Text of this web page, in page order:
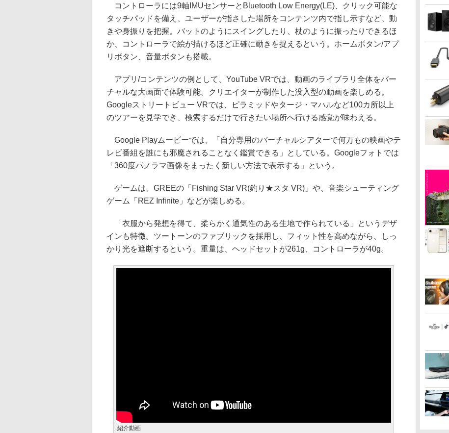
コントローラには9軸IMUセンサーとBluetooth Low Energy(LE)、クリック可能な
タッチパッドを備え、ユーザーが指さした場所をコンテンツ内で指し示すなど、動
きや身振りを把握。バットのようにスイングしたり、杖のように振ったりできるほ
か、コントローラで絵が描けるほど正確に動きを捉えるという。ホームボタン/アプ
リボタン、音量ボタンも搭載。
アプリ/コンテンツの例として、YouTube VRでは、動画のライブラリ全体をバー
チャルな大画面で体験可能。クリエイターが制作した没入型の動画を楽しめる。
Googleストリートビュー VRでは、ピラミッドやタージ・マハルなど100カ所以上
のツアーを見学でき、検索するだけで行きたい場所へ行ける感覚が味わえる。
Google Playムービーでは、「自分専用のバーチャルシアターで何万もの映画やテ
レビ番組を誰にも邪魔されることなく鑑賞できる」としている。Googleフォトでは
「360度パノラマ画像をまったく新しい方法で表示する」という。
ゲームは、GREEの「Fishing Star VR(釣り★スタ VR)」や、音楽シューティング
ゲーム「REZ Infinite」などが楽しめる。
「衣服から発想を得て、柔らかく通気性のある生地で作られている」というデザ
インも特徴。ツートーンのファブリックを採用し、フィット性を高めながら、しっ
かり光を遮断するという。重量は、ヘッドセットが261g、コントローラが40g。
紹介動画